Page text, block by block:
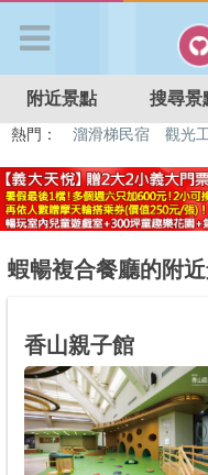
APP登入
首 頁
最新消息
最新留言
附近景點 搜尋景
熱門： 溜滑梯民宿 觀光
蝦暢複合餐廳的附
香山親子館